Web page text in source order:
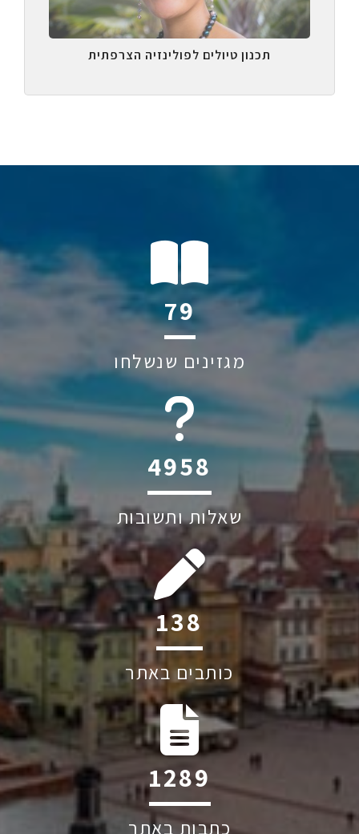
תכנון טיולים לפולינזיה הצרפתית
118
מגזינים שנשלחו
6045
שאלות ותשובות
207
כותבים באתר
1928
כתבות באתר